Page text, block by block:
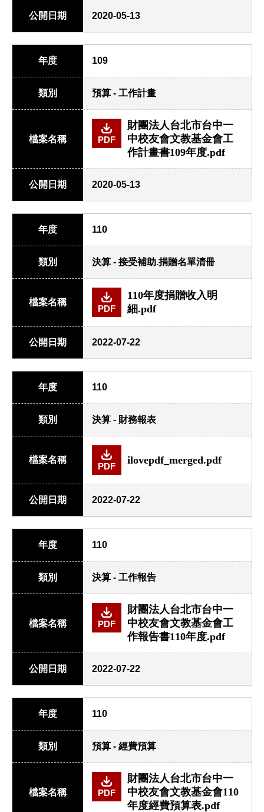
公開日期 2020-05-13
年度 109
類別 預算 - 工作計畫
檔案名稱 PDF
財團法人台北市台中一
中校友會文教基金會工
作計畫書109年度.pdf
公開日期 2020-05-13
年度 110
類別 決算 - 接受補助.捐贈名單清冊
檔案名稱
PDF
110年度捐贈收入明
細.pdf
公開日期 2022-07-22
年度 110
類別 決算 - 財務報表
檔案名稱
PDF
ilovepdf_merged.pdf
公開日期 2022-07-22
年度 110
類別 決算 - 工作報告
檔案名稱 PDF
財團法人台北市台中一
中校友會文教基金會工
作報告書110年度.pdf
公開日期 2022-07-22
年度 110
類別 預算 - 經費預算
檔案名稱 PDF
財團法人台北市台中一
中校友會文教基金會110
年度經費預算表.pdf